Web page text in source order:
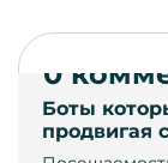
Боты
продвигая
0